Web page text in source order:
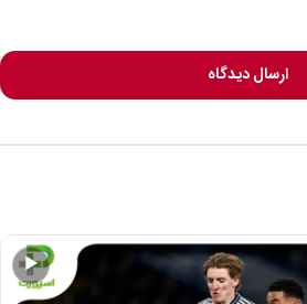
ارسال دیدگاه
▶